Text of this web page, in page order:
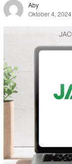
Aby
Oktober 4, 2024